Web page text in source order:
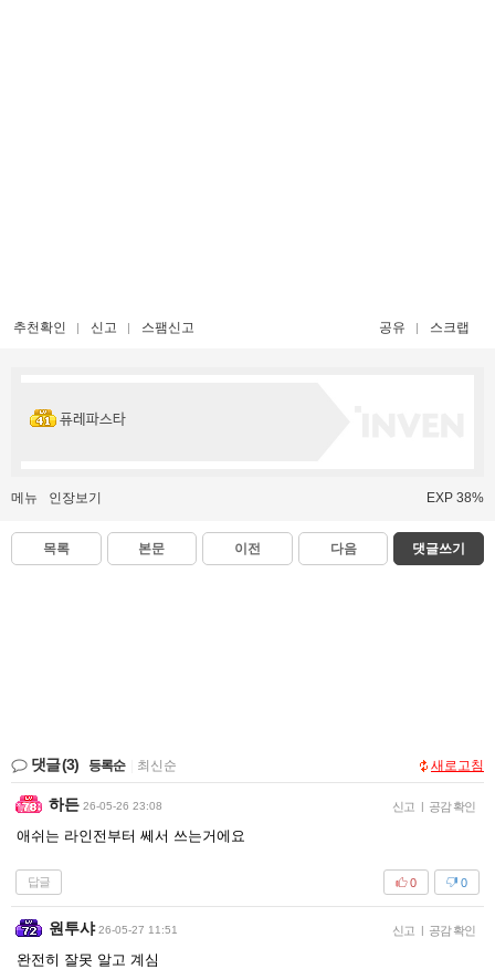
추천확인 신고 스팸신고 공유 스크랩
퓨레파스타
메뉴 인장보기 EXP 38%
목록 본문 이전 다음 댓글쓰기
댓글(3) 등록순 최신순 새로고침
하든 26-05-26 23:08 신고 | 공감 확인
애쉬는 라인전부터 쎄서 쓰는거에요
답글 0
0
원투샤 26-05-27 11:51 신고 | 공감 확인
완전히 잘못 알고 계심